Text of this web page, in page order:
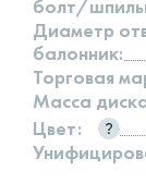
болт/
Диаметр
балонник:
Торговая
Масса
Цвет: